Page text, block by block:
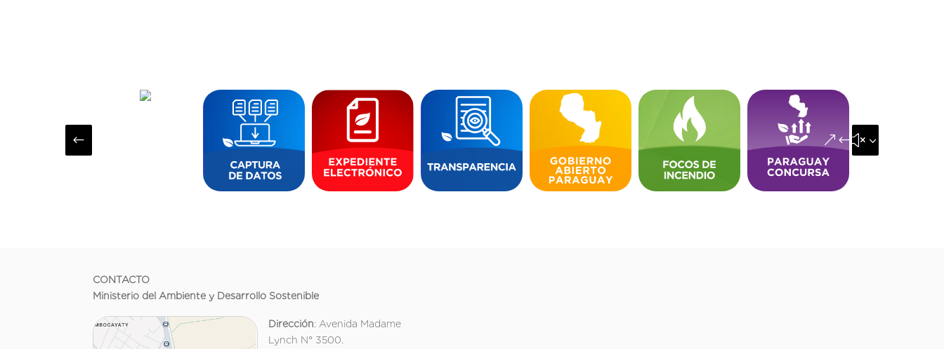
# &#x35;
CONTACTO
Ministerio del Ambiente y Desarrollo Sostenible
Dirección: Avenida Madame
Lynch N° 3500.